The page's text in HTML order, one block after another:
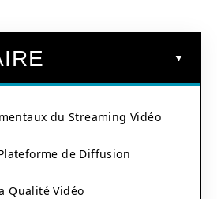
du Streaming Vidéo
de Diffusion
Qualité Vidéo